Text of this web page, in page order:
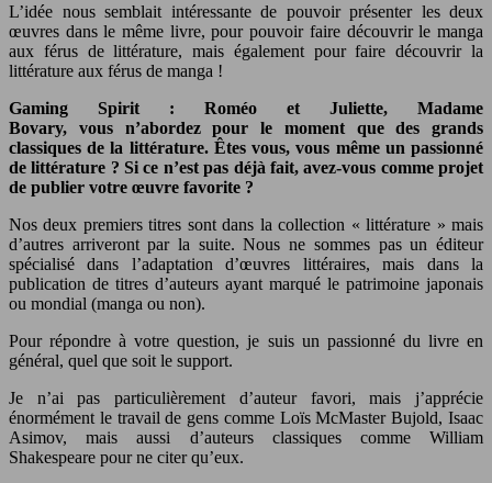
L’idée nous semblait intéressante de pouvoir présenter les deux
œuvres dans le même livre, pour pouvoir faire découvrir le manga
aux férus de littérature, mais également pour faire découvrir la
littérature aux férus de manga !
Gaming Spirit : Roméo et Juliette, Madame
Bovary, vous n’abordez pour le momentque des grands
classiques de la littérature. Êtes vous, vous même un passionné
de littérature ? Si ce n’est pas déjà fait, avez-vous comme projet
de publier votre œuvre favorite ?
Nos deux premiers titres sont dans la collection « littérature » mais
d’autres arriveront par la suite. Nous ne sommes pas un éditeur
spécialisé dans l’adaptation d’œuvres littéraires, mais dans la
publication de titres d’auteurs ayant marqué le patrimoine japonais
ou mondial (manga ou non).
Pour répondre à votre question, je suis un passionné du livre en
général, quel que soit le support.
Je n’ai pas particulièrement d’auteur favori, mais j’apprécie
énormément le travail de gens comme Loïs McMaster Bujold, Isaac
Asimov, mais aussi d’auteurs classiques comme William
Shakespeare pour ne citer qu’eux.